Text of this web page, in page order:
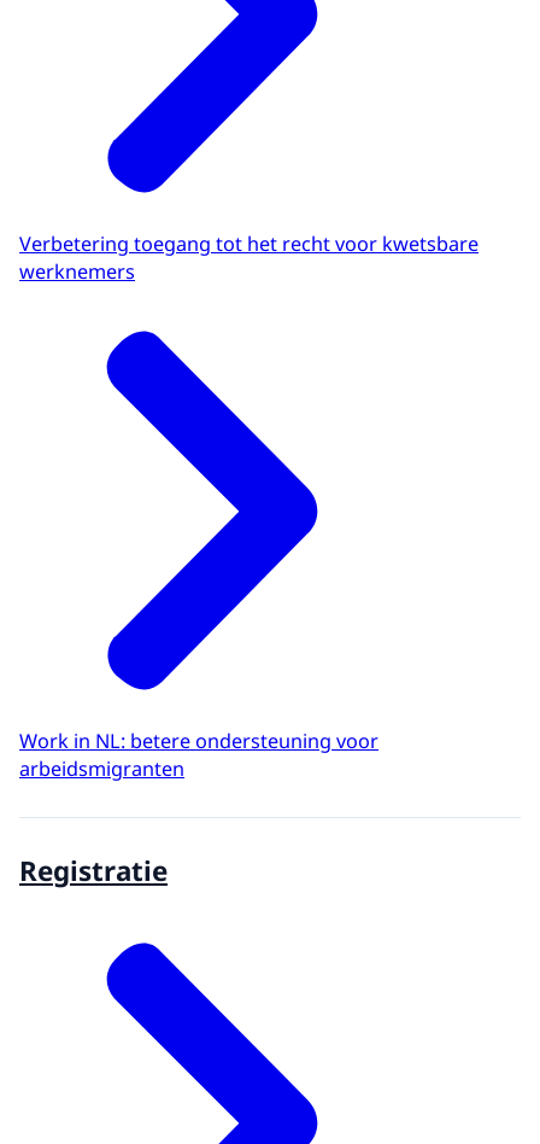
Verbetering toegang tot het recht voor kwetsbare
werknemers
Work in NL: betere ondersteuning voor
arbeidsmigranten
Registratie